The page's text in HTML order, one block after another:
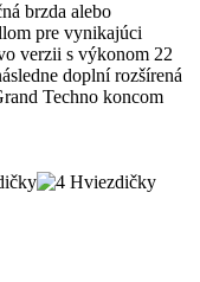
brzda alebo
pre vynikajúci
verzii s výkonom 22
doplní rozšírená
Techno koncom